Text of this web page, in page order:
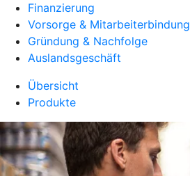
Finanzierung
Vorsorge & Mitarbeiterbindung
Gründung & Nachfolge
Auslandsgeschäft
Übersicht
Produkte